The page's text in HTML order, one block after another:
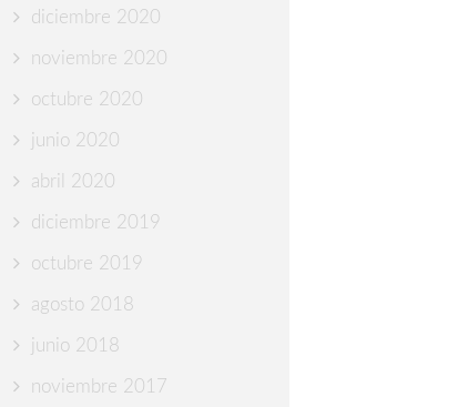
diciembre 2020
noviembre 2020
octubre 2020
junio 2020
abril 2020
diciembre 2019
octubre 2019
agosto 2018
junio 2018
noviembre 2017